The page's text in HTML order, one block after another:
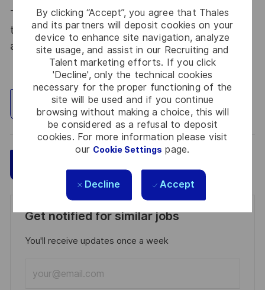
By clicking “Accept”, you agree that Thales
and its partners will deposit cookies on your
device to enhance site navigation, analyze
site usage, and assist in our Recruiting and
Talent marketing efforts. If you click
'Decline', only the technical cookies
necessary for the proper functioning of the
site will be used and if you continue
browsing without making a choice, this will
be considered as a refusal to deposit
cookies. For more information please visit
our Cookie Settings page.
Decline Accept
Thales, entreprise Handi-Engagée, reconnait
tous les talents. La diversité est notre meilleur
atout. Postulez et rejoignez nous !
Explore Location
Get notified for similar jobs
You'll receive updates once a week
Email